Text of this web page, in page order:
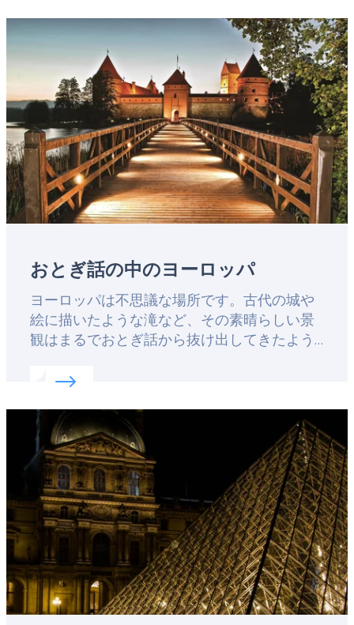
ティビティに興味を持ってくれるとは限りま
せん。だからと言って、せっかくの旅行を子
ども中心の計画だけにする必要もありませ
ん。一日に一つは子ども中心のアクティビテ
ィを予定するのが、楽しい家族旅行の秘訣で
す。
Featured
image
おとぎ話の中のヨーロッパ
Lead
ヨーロッパは不思議な場所です。古代の城や
絵に描いたような滝など、その素晴らしい景
観はまるでおとぎ話から抜け出してきたよう
しい文学作品の多くは、実在する場所からイ
の景色と重ね合わせて、味わってみてはいか
がでしょう。
Read more about:
Featured
image